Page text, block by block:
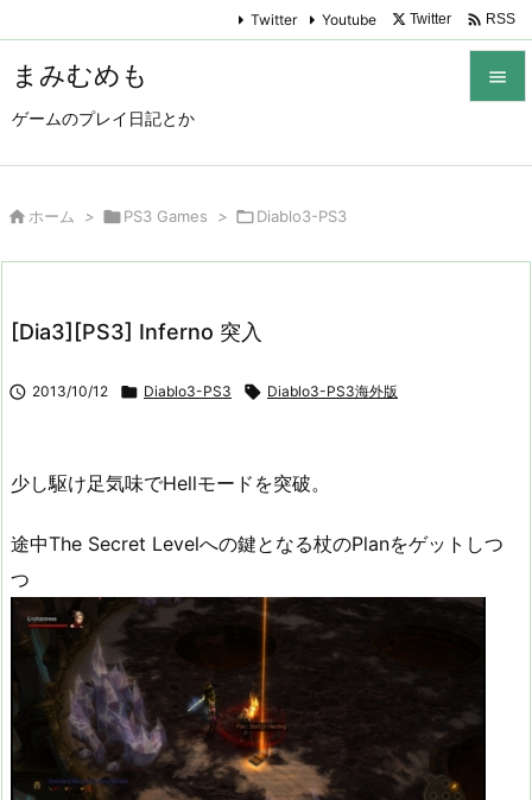
まみむめも
ゲームのプレイ日記とか

Twitter Youtube Twitter  RSS
 ホーム > PS3 Games > Diablo3-PS3
[Dia3][PS3] Inferno 突入
 2013/10/12  Diablo3-PS3  Diablo3-PS3海外版
少し駆け足気味でHellモードを突破。
途中The Secret Levelへの鍵となる杖のPlanをゲットしつ
つ